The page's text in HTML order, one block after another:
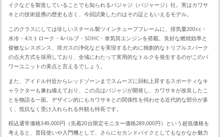
イクなどを製造していることでも知られるバジャジ（バジャージ）社。実はカワサ
キとの技術提携の歴史も古く、今回試乗したのはその証ともいえるモデル。
このクラスにしては珍しいスチール製ツインチューブフレームに、排気量200cc・
水冷・4ストローク・4バルブ・SOHC・単気筒エンジンを搭載。良好な燃焼効率と
俊敏なレスポンス、排ガスの浄化などを実現するために独創的なトリプルスパーク
の点火方式を採用しており、全域にわたって実用的なトルクを発生するのがこのパ
ワーユニットの美点と言えるでしょう。
また、アイドル付近からレッドゾーンまでスムーズに回転上昇するスポーティなキ
ャラクターも兼ね備えており、この点はバジャジが開発し、カワサキが改良したこ
とを物語る一面。デザイン的にもカワサキとの関係性を伺わせる近代的な部分が多
く、抵抗なく受け入れられる外観も特長です。
税込通常価格349,000円（先着20台限定モニター価格289,000円）という超低価格を
考えると、普段使いや入門機として、さらにセカンドバイクとしてもなかなか魅力